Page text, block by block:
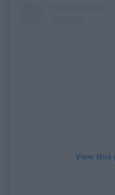
View this